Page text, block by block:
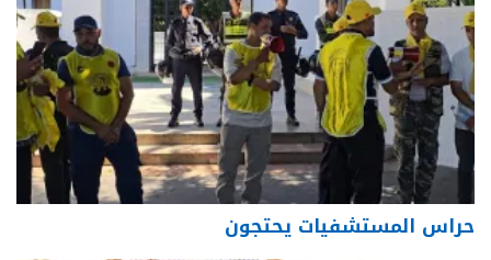
حراس المستشفيات يحتجون